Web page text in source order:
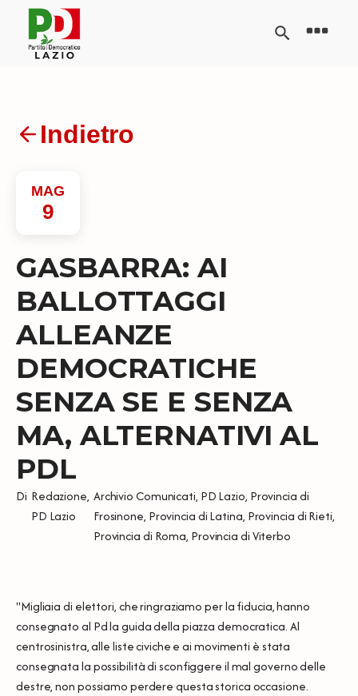
Indietro
MAG
9
GASBARRA: AI
BALLOTTAGGI
ALLEANZE
DEMOCRATICHE
SENZA SE E SENZA
MA, ALTERNATIVI AL
PDL
Di Redazione
PD Lazio
, Archivio Comunicati, PD Lazio, Provincia di
Frosinone, Provincia di Latina, Provincia di Rieti,
Provincia di Roma, Provincia di Viterbo
"Migliaia di elettori, che ringraziamo per la fiducia, hanno
consegnato al Pd la guida della piazza democratica. Al
centrosinistra, alle liste civiche e ai movimenti è stata
consegnata la possibilità di sconfiggere il mal governo delle
destre, non possiamo perdere questa storica occasione.